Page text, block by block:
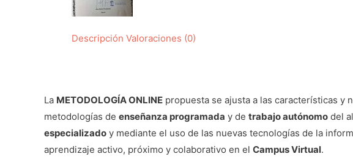
Descripción Valoraciones (0)
La METODOLOGÍA ONLINE propuesta se ajusta a las características y
metodologías de enseñanza programada y de trabajo autónomo del
especializado y mediante el uso de las nuevas tecnologías de la
aprendizaje activo, próximo y colaborativo en el Campus Virtual.